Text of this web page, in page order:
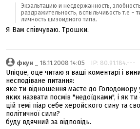
Экзальтацию и несдержанность,
раздражительность, вспыльчивость т.е –
личность шизоидного типа.
Я Вам співчуваю. Трошки.
фкун _ 18.11.2008 14:05 IP: 80.91.184.---
Unique, оце читаю я ваші коментарі і
несподіване питання:
яке ти відношення маєте до Голодомору
яких назвати посмів "недоїдками", і як
цій темі піар себе херойского сину та
політичної сили?
буду вдячний за відповідь.